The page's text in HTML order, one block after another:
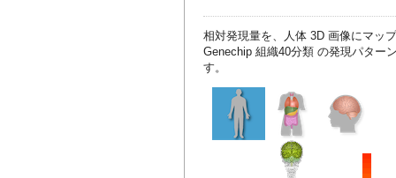
相対発現量を、人体 3D 画像にマッ
Genechip 組織40分類 の発現パター
す。